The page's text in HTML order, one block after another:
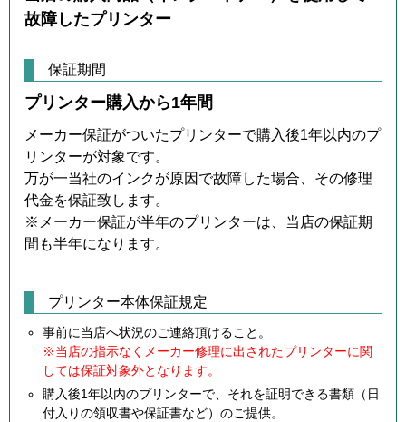
故障したプリンター
保証期間
プリンター購入から1年間
メーカー保証がついたプリンターで購入後1年以内のプ
リンターが対象です。
万が一当社のインクが原因で故障した場合、その修理
代金を保証致します。
※メーカー保証が半年のプリンターは、当店の保証期
間も半年になります。
プリンター本体保証規定
事前に当店へ状況のご連絡頂けること。
※当店の指示なくメーカー修理に出されたプリンターに関
しては保証対象外となります。
購入後1年以内のプリンターで、それを証明できる書類（日
付入りの領収書や保証書など）のご提供。